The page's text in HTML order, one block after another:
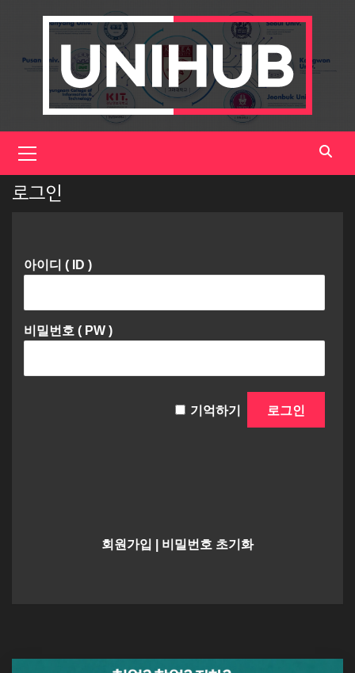
Menu
로그인
아이디 ( ID )
비밀번호 ( PW )
기억하기
회원가입 비밀번호 초기화